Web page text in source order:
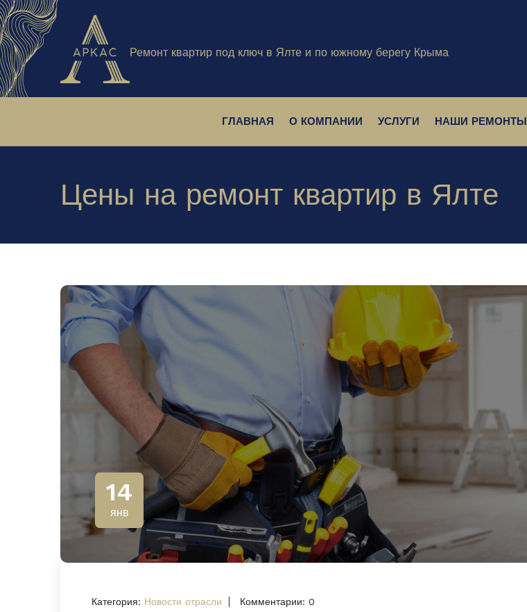
Ремонт квартир под ключ в Ялте и по южному берегу Крыма
ГЛАВНАЯ О КОМПАНИИ УСЛУГИ НАШИ РЕМОНТЫ
Цены на ремонт квартир в Ялте
14
янв
Категория: Новости отрасли Комментарии: 0